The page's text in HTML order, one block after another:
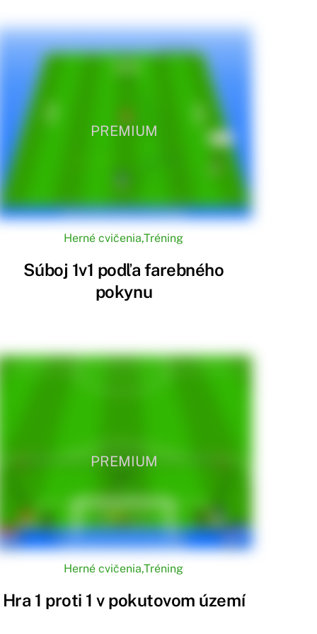
PREMIUM
Herné cvičenia,Tréning
Súboj 1v1 podľa farebného
pokynu
PREMIUM
Herné cvičenia,Tréning
Hra 1 proti 1 v pokutovom území